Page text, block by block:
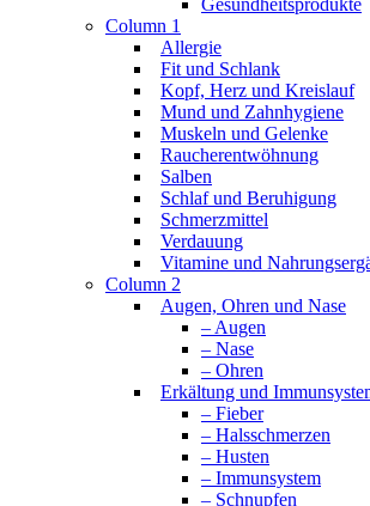
Column 1
Allergie
Fit und Schlank
Kopf, Herz und Kreislauf
Mund und Zahnhygiene
Muskeln und Gelenke
Raucherentwöhnung
Salben
Schlaf und Beruhigung
Schmerzmittel
Verdauung
Vitamine und
Column 2
Augen, Ohren und Nase
– Augen
– Nase
– Ohren
Erkältung und
– Fieber
– Halsschmerzen
– Husten
– Immunsystem
– Schnupfen